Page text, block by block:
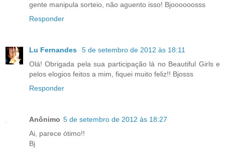
gente manipula sorteio, não aguento isso! Bjoooooosss
Responder
Lu Fernandes
5 de setembro de 2012 às 18:11
Olá! Obrigada pela sua participação lá no Beautiful Girls e
pelos elogios feitos a mim, fiquei muito feliz!! Bjosss
Responder
Anônimo 5 de setembro de 2012 às 18:27
Ai, parece ótimo!!
Bj